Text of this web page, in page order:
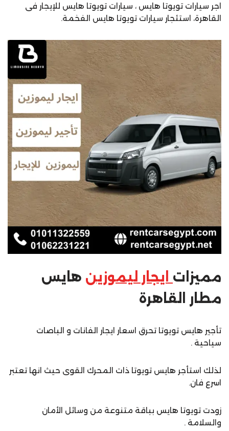
اجر سيارات تويوتا هايس ، سيارات تويوتا هايس للإيجار فى
القاهرة، استئجار سيارات تويوتا هايس الفخمة.
مميزات ايجار ليموزين هايس
مطار القاهرة
تأجير هايس تويوتا تحرق اسعار ايجار الفانات و الباصات
سياحية .
لذلك استأجر هايس تويوتا ذات المحرك القوى حيث انها تعتبر
اسرع فان.
زودت تويوتا هايس بباقة متنوعة من وسائل الأمان
والسلامة .